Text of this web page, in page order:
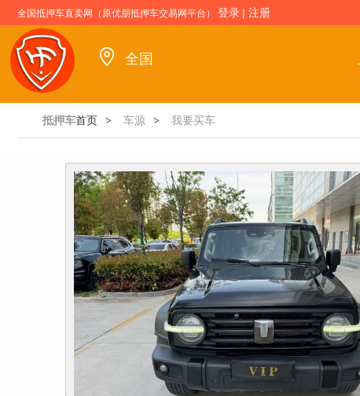
全国抵押车直卖网（原优朋抵押车交易网平台） 登录 | 注册
全国
抵押车首页 > 车源 > 我要买车